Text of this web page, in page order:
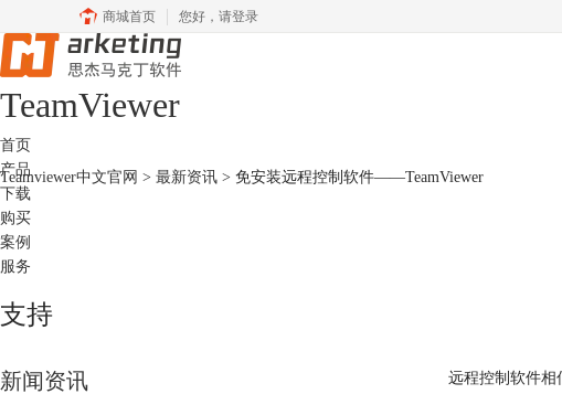
商城首页 您好， 请登录
TeamViewer
首页
产品
下载
购买
案例
服务
Teamviewer中文官网 > 最新资讯 > 免安装远程控制软件——TeamViewer
支持
新闻资讯
远程控制软件相